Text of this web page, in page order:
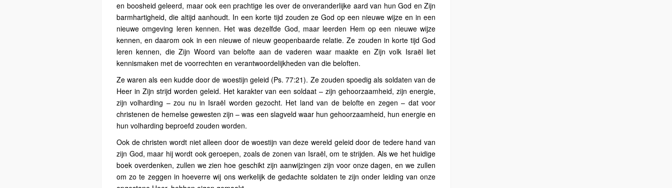
en boosheid geleerd, maar ook een prachtige les over de onveranderlijke aard van hun God en Zijn
barmhartigheid, die altijd aanhoudt. In een korte tijd zouden ze God op een nieuwe wijze en in een
nieuwe omgeving leren kennen. Het was dezelfde God, maar leerden Hem op een nieuwe wijze
kennen, en daarom ook in een nieuwe of nieuw geopenbaarde relatie. Ze zouden in korte tijd God
leren kennen, die Zijn Woord van belofte aan de vaderen waar maakte en Zijn volk Israël liet
kennismaken met de voorrechten en verantwoordelijkheden van die beloften.
Ze waren als een kudde door de woestijn geleid (Ps. 77:21). Ze zouden spoedig als soldaten van de
Heer in Zijn strijd worden geleid. Het karakter van een soldaat – zijn gehoorzaamheid, zijn energie,
zijn volharding – zou nu in Israël worden gezocht. Het land van de belofte en zegen – dat voor
christenen de hemelse gewesten zijn – was een slagveld waar hun gehoorzaamheid, hun energie en
hun volharding beproefd zouden worden.
Ook de christen wordt niet alleen door de woestijn van deze wereld geleid door de tedere hand van
zijn God, maar hij wordt ook geroepen, zoals de zonen van Israël, om te strijden. Als we het huidige
boek overdenken, zullen we zien hoe geschikt zijn aanwijzingen zijn voor onze dagen, en we zullen
om zo te zeggen in hoeverre wij ons werkelijk de gedachte soldaten te zijn onder leiding van onze